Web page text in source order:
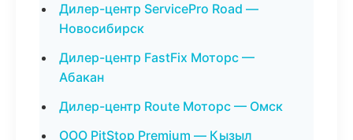
Дилер-центр ServicePro Road —
Новосибирск
Дилер-центр FastFix Моторс —
Абакан
Дилер-центр Route Моторс — Омск
ООО PitStop Premium — Кызыл